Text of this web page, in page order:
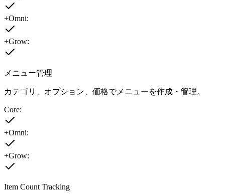
+Omni:
+Grow:
メニュー管理
カテゴリ、オプション、価格でメニューを作成・管理。
Core:
+Omni:
+Grow:
Item Count Tracking